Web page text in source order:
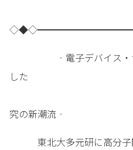
‐電子デバイス・ナノ
した
ポリ
究の新潮流‐
東北大多元研に高分子